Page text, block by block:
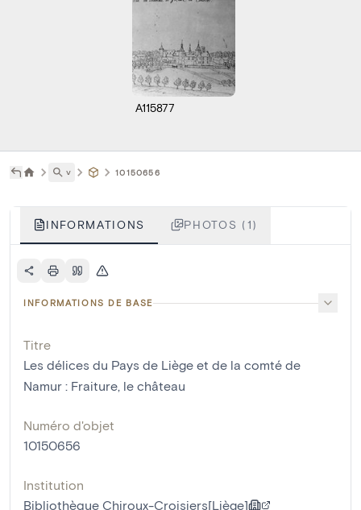
A115877
˅ 10150656
INFORMATIONS PHOTOS (1)
INFORMATIONS DE BASE
Titre
Les délices du Pays de Liège et de la comté de
Namur : Fraiture, le château
Numéro d'objet
10150656
Institution
Bibliothèque Chiroux-Croisiers[Liège]